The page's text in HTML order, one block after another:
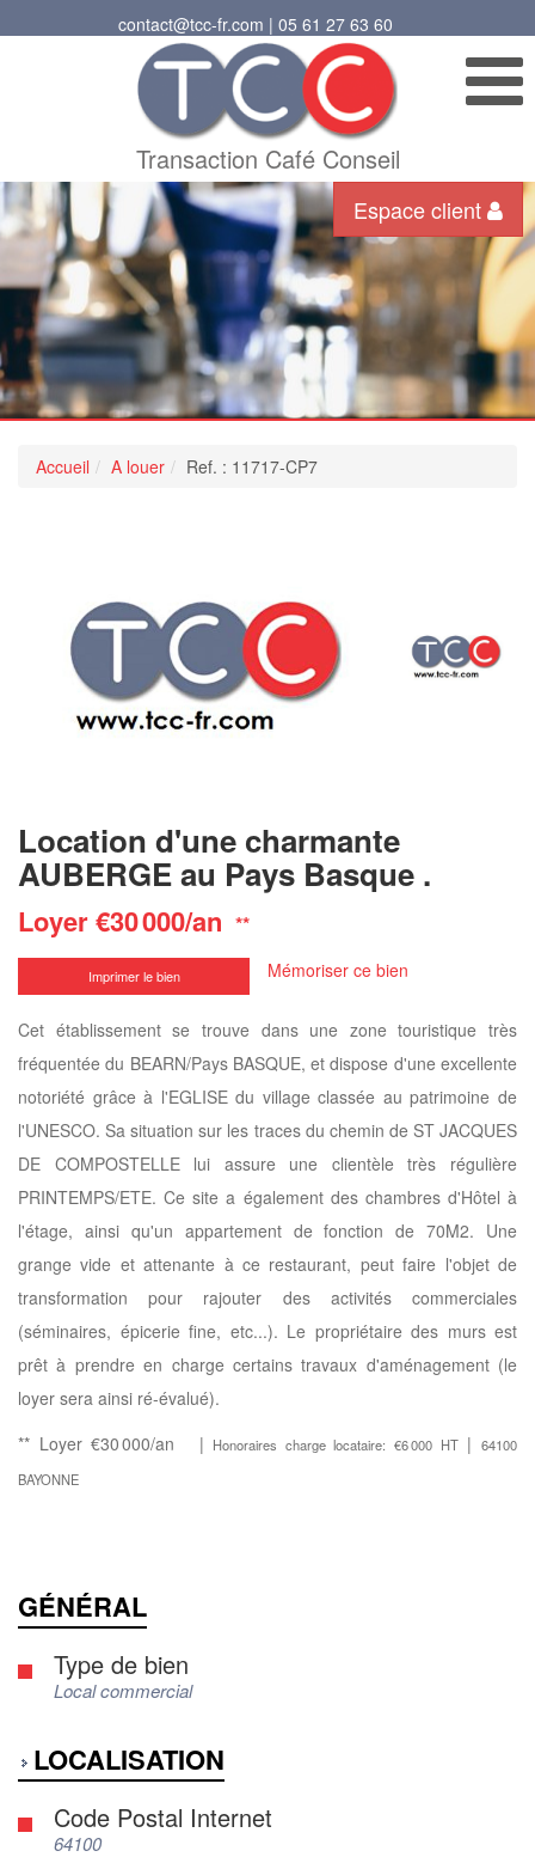
contact@tcc-fr.com | 05 61 27 63 60
Transaction Café Conseil
Espace client
Accueil A louer Ref. : 11717-CP7
Location d'une charmante
AUBERGE au Pays Basque .
Loyer €30 000/an **
Imprimer le bien Mémoriser ce bien
Cet établissement se trouve dans une zone touristique très
fréquentée du BEARN/Pays BASQUE, et dispose d'une excellente
notoriété grâce à l'EGLISE du village classée au patrimoine de
l'UNESCO. Sa situation sur les traces du chemin de ST JACQUES
DE COMPOSTELLE lui assure une clientèle très régulière
PRINTEMPS/ETE. Ce site a également des chambres d'Hôtel à
l'étage, ainsi qu'un appartement de fonction de 70M2. Une
grange vide et attenante à ce restaurant, peut faire l'objet de
transformation pour rajouter des activités commerciales
(séminaires, épicerie fine, etc...). Le propriétaire des murs est
prêt à prendre en charge certains travaux d'aménagement (le
loyer sera ainsi ré-évalué).
** Loyer €30 000/an | Honoraires charge locataire: €6 000 HT|64100
BAYONNE
GÉNÉRAL
Type de bien
Local commercial
LOCALISATION
Code Postal Internet
64100